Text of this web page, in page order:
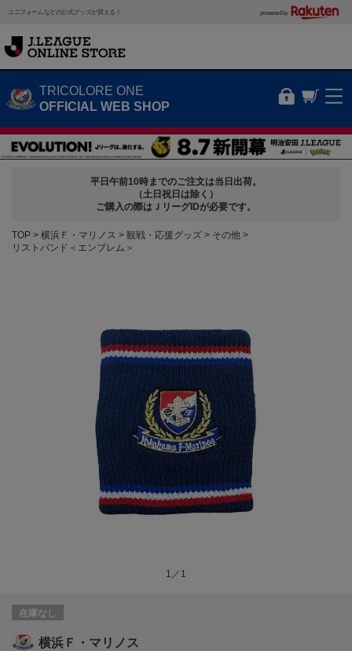
ユニフォームなどの公式グッズが買える！ powered by
TRICOLORE ONE
OFFICIAL WEB SHOP
平日午前10時までのご注文は当日出荷。
（土日祝日は除く）
ご購入の際はＪリーグIDが必要です。
TOP 横浜Ｆ・マリノス 観戦・応援グッズ
その他
リストバンド＜エンブレム＞
1／1
在庫なし
横浜Ｆ・マリノス